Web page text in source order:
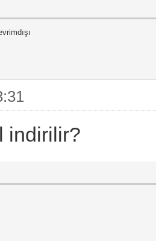
indirilir?